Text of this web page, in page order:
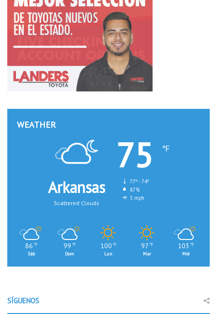
WEATHER
Arkansas
Scattered Clouds
75 ℉
77º - 74º
87%
3 mph
86 ℉
Sáb
99 ℉
Dom
100 ℉
Lun
97 ℉
Mar
103 ℉
Mié
SÍGUENOS